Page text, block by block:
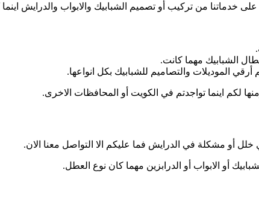
خدماتنا من تركيب أو تصميم الشبابيك والابواب والدرايش
الشبابيك مهما كانت.
الموديلات والتصاميم للشبابيك بكل انواعها.
لكم اينما تواجدتم في الكويت أو المحافظات الاخرى.
أو مشكلة في الدرايش فما عليكم الا التواصل معنا الان.
أو الابواب أو الدرابزين مهما كان نوع العطل.